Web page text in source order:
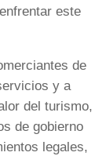
este
de
y a
del turismo,
de gobierno
legales,